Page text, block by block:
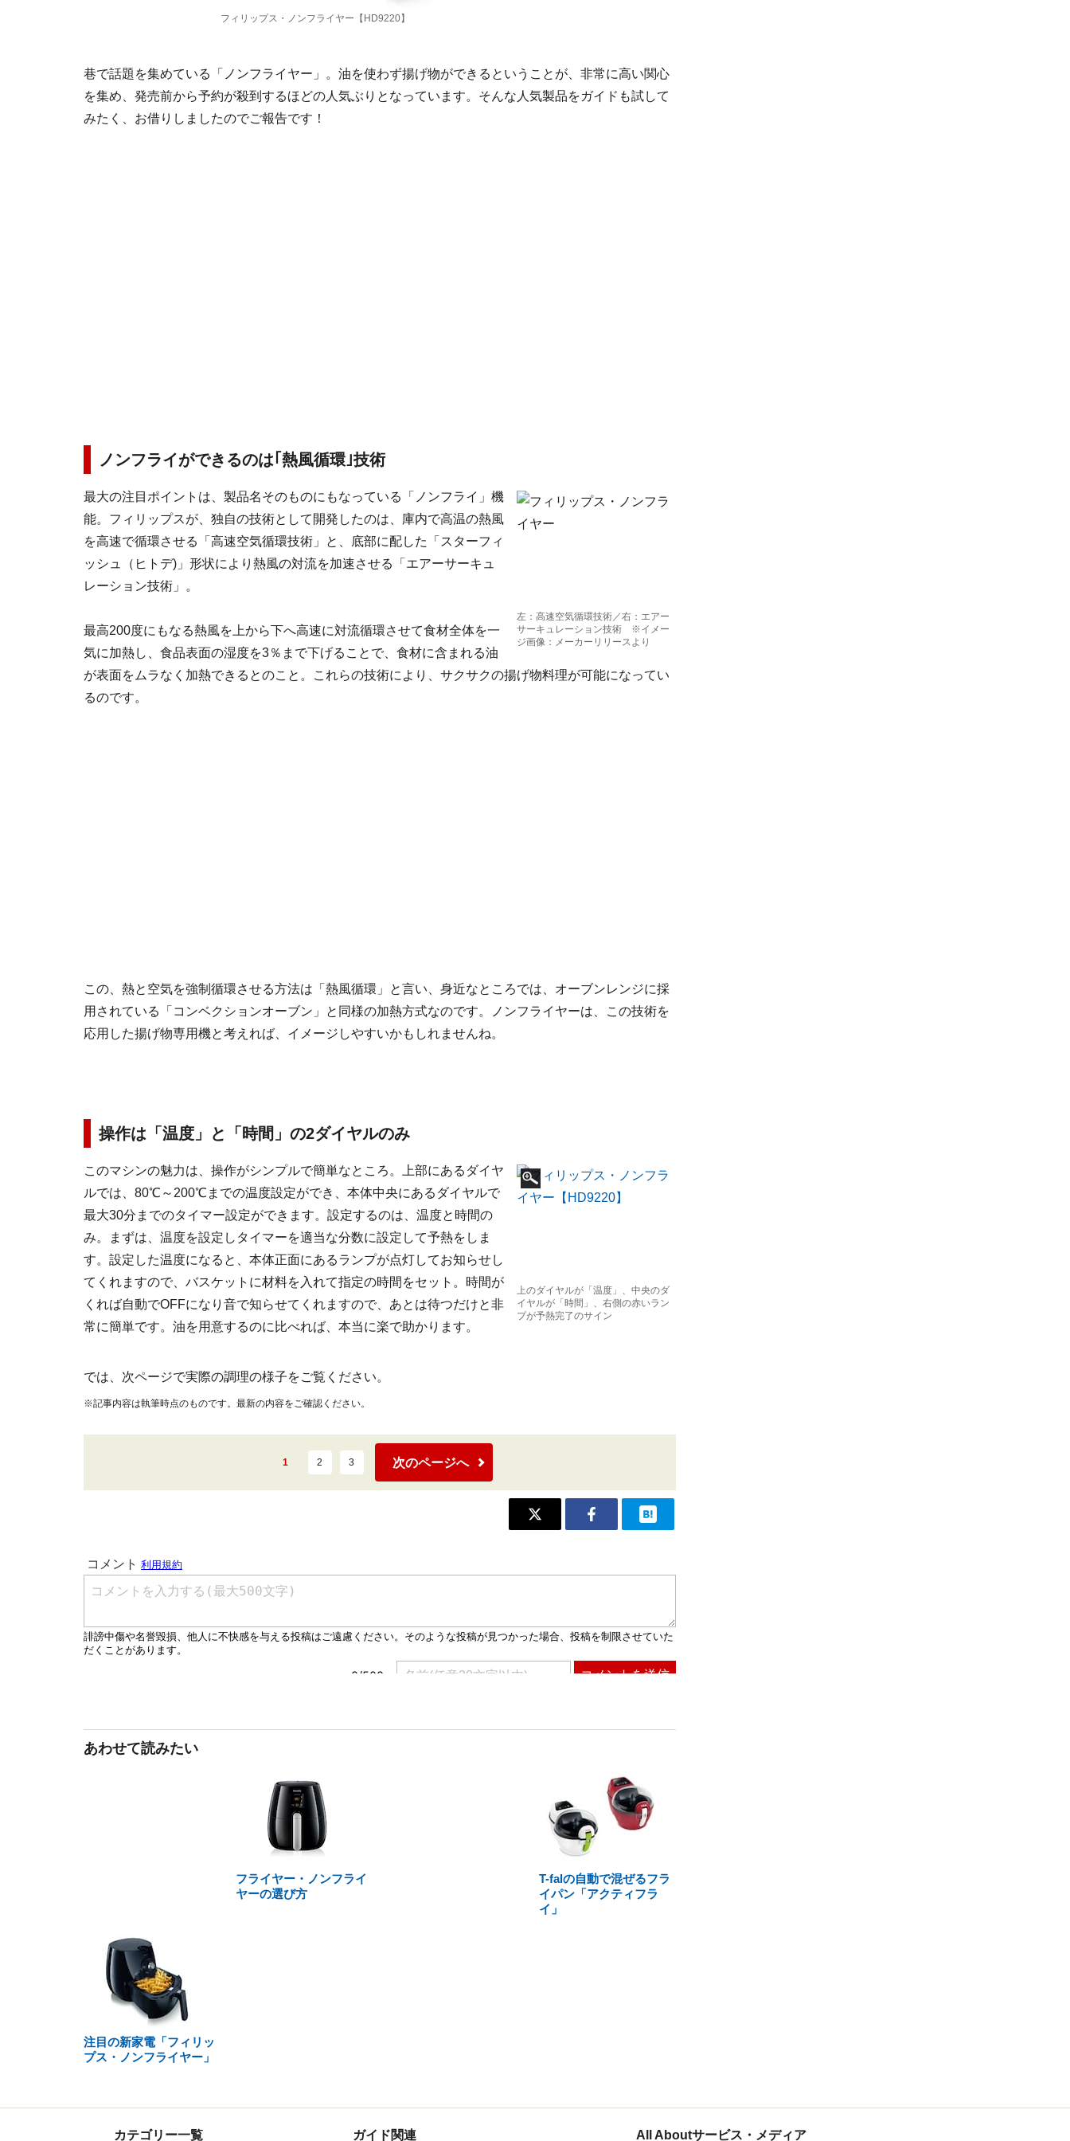
フィリップス・ノンフライヤー【HD9220】
巷で話題を集めている「ノンフライヤー」。油を使わず揚げ物ができるということが、非常に高い関心
を集め、発売前から予約が殺到するほどの人気ぶりとなっています。そんな人気製品をガイドも試して
みたく、お借りしましたのでご報告です！
ノンフライができるのは｢熱風循環｣技術
左：高速空気循環技術／右：エアー
サーキュレーション技術 ※イメー
ジ画像：メーカーリリースより
最大の注目ポイントは、製品名そのものにもなっている「ノンフライ」機
能。フィリップスが、独自の技術として開発したのは、庫内で高温の熱風
を高速で循環させる「高速空気循環技術」と、底部に配した「スターフィ
ッシュ（ヒトデ)」形状により熱風の対流を加速させる「エアーサーキュ
レーション技術」。
最高200度にもなる熱風を上から下へ高速に対流循環させて食材全体を一
気に加熱し、食品表面の湿度を3％まで下げることで、食材に含まれる油
が表面をムラなく加熱できるとのこと。これらの技術により、サクサクの揚げ物料理が可能になってい
るのです。
この、熱と空気を強制循環させる方法は「熱風循環」と言い、身近なところでは、オーブンレンジに採
用されている「コンベクションオーブン」と同様の加熱方式なのです。ノンフライヤーは、この技術を
応用した揚げ物専用機と考えれば、イメージしやすいかもしれませんね。
操作は「温度」と「時間」の2ダイヤルのみ
上のダイヤルが「温度」、中央のダ
イヤルが「時間」、右側の赤いラン
プが予熱完了のサイン
このマシンの魅力は、操作がシンプルで簡単なところ。上部にあるダイヤ
ルでは、80℃～200℃までの温度設定ができ、本体中央にあるダイヤルで
最大30分までのタイマー設定ができます。設定するのは、温度と時間の
み。まずは、温度を設定しタイマーを適当な分数に設定して予熱をしま
す。設定した温度になると、本体正面にあるランプが点灯してお知らせし
てくれますので、バスケットに材料を入れて指定の時間をセット。時間が
くれば自動でOFFになり音で知らせてくれますので、あとは待つだけと非
常に簡単です。油を用意するのに比べれば、本当に楽で助かります。
では、次ページで実際の調理の様子をご覧ください。
※記事内容は執筆時点のものです。最新の内容をご確認ください。
1 2 3 次のページへ
あわせて読みたい
フライヤー・ノンフライ
ヤーの選び方
T-falの自動で混ぜるフラ
イパン「アクティフラ
イ」
注目の新家電「フィリッ
プス・ノンフライヤー」
カテゴリー一覧 ガイド関連 All Aboutサービス・メディア